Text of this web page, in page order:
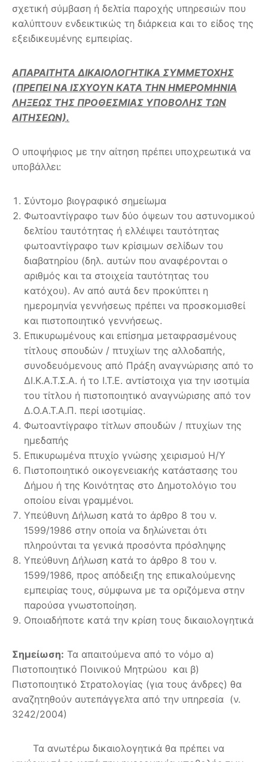
σχετική σύμβαση ή δελτία παροχής υπηρεσιών που
καλύπτουν ενδεικτικώς τη διάρκεια και το είδος της
εξειδικευμένης εμπειρίας.
ΑΠΑΡΑΙΤΗΤΑ ΔΙΚΑΙΟΛΟΓΗΤΙΚΑ ΣΥΜΜΕΤΟΧΗΣ
(ΠΡΕΠΕΙ ΝΑ ΙΣΧΥΟΥΝ ΚΑΤΑ ΤΗΝ ΗΜΕΡΟΜΗΝΙΑ
ΛΗΞΕΩΣ ΤΗΣ ΠΡΟΘΕΣΜΙΑΣ ΥΠΟΒΟΛΗΣ ΤΩΝ
ΑΙΤΗΣΕΩΝ).
Ο υποψήφιος με την αίτηση πρέπει υποχρεωτικά να
υποβάλλει:
Σύντομο βιογραφικό σημείωμα
Φωτοαντίγραφο των δύο όψεων του αστυνομικού
δελτίου ταυτότητας ή ελλέιψει ταυτότητας
φωτοαντίγραφο των κρίσιμων σελίδων του
διαβατηρίου (δηλ. αυτών που αναφέρονται ο
αριθμός και τα στοιχεία ταυτότητας του
κατόχου). Αν από αυτά δεν προκύπτει η
ημερομηνία γεννήσεως πρέπει να προσκομισθεί
και πιστοποιητικό γεννήσεως.
Επικυρωμένους και επίσημα μεταφρασμένους
τίτλους σπουδών / πτυχίων της αλλοδαπής,
συνοδευόμενους από Πράξη αναγνώρισης από το
ΔΙ.Κ.Α.Τ.Σ.Α. ή το Ι.Τ.Ε. αντίστοιχα για την ισοτιμία
του τίτλου ή πιστοποιητικό αναγνώρισης από τον
Δ.Ο.Α.Τ.Α.Π. περί ισοτιμίας.
Φωτοαντίγραφο τίτλων σπουδών / πτυχίων της
ημεδαπής
Επικυρωμένα πτυχίο γνώσης χειρισμού Η/Υ
Πιστοποιητικό οικογενειακής κατάστασης του
Δήμου ή της Κοινότητας στο Δημοτολόγιο του
οποίου είναι γραμμένοι.
Υπεύθυνη Δήλωση κατά το άρθρο 8 του ν.
1599/1986 στην οποία να δηλώνεται ότι
πληρούνται τα γενικά προσόντα πρόσληψης
Υπεύθυνη Δήλωση κατά το άρθρο 8 του ν.
1599/1986, προς απόδειξη της επικαλούμενης
εμπειρίας τους, σύμφωνα με τα οριζόμενα στην
παρούσα γνωστοποίηση.
Οποιαδήποτε κατά την κρίση τους δικαιολογητικά
Σημείωση: Τα απαιτούμενα από το νόμο α)
Πιστοποιητικό Ποινικού Μητρώου και β)
Πιστοποιητικό Στρατολογίας (για τους άνδρες) θα
αναζητηθούν αυτεπάγγελτα από την υπηρεσία (ν.
3242/2004)
Τα ανωτέρω δικαιολογητικά θα πρέπει να